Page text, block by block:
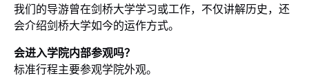
我们的导游曾在剑桥大学学习或工作，不仅讲解历史，还
会介绍剑桥大学如今的运作方式。
会进入学院内部参观吗？
标准行程主要参观学院外观。